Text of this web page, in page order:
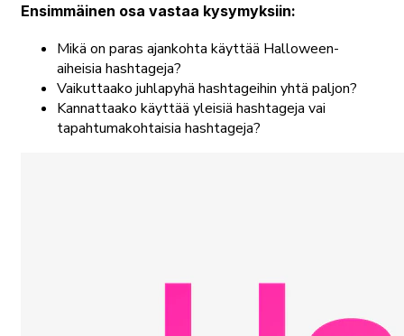
Ensimmäinen osa vastaa kysymyksiin:
Mikä on paras ajankohta käyttää Halloween-
aiheisia hashtageja?
Vaikuttaako juhlapyhä hashtageihin yhtä paljon?
Kannattaako käyttää yleisiä hashtageja vai
tapahtumakohtaisia hashtageja?